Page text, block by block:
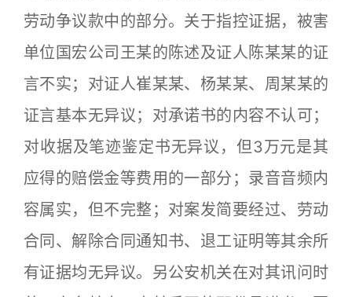
劳动争议款中的部分。关于指控证据，被害
单位国宏公司王某的陈述及证人陈某某的证
言不实；对证人崔某某、杨某某、周某某的
证言基本无异议；对承诺书的内容不认可；
对收据及笔迹鉴定书无异议，但3万元是其
应得的赔偿金等费用的一部分；录音音频内
容属实，但不完整；对案发简要经过、劳动
合同、解除合同通知书、退工证明等其余所
有证据均无异议。另公安机关在对其讯问时